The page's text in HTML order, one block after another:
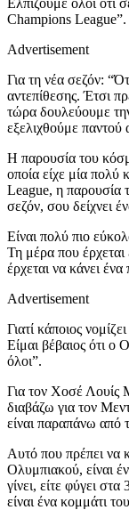
Champions League”.
Advertisement
Για τη νέα σεζόν:
αντεπίθεσης. Έτσι
τώρα δουλεύουμε
εξελιχθούμε
Η παρουσία του
οποία είχε μία
League, η παρουσία
σεζόν, σου δείχνει
Είναι πολύ πιο
Τη μέρα που
έρχεται να κάνει
Advertisement
Γιατί κάποιος
Είμαι βέβαιος ότι ο
όλοι”.
Για τον Χοσέ Λουίς
διαβάζω για τον
είναι παραπάνω από
Αυτό που πρέπει να
Ολυμπιακού, είναι
γίνει, είτε φύγει
είναι ένα κομμάτι